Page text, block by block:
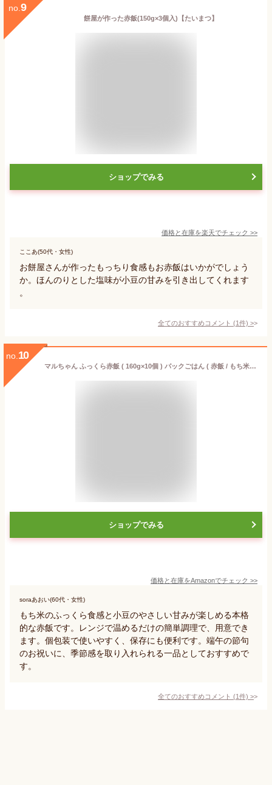
no. 9
餅屋が作った赤飯(150g×3個入)【たいまつ】
ショップでみる
価格と在庫を楽天でチェック >>
ここあ(50代・女性)
お餅屋さんが作ったもっちり食感もお赤飯はいかがでしょう
か。ほんのりとした塩味が小豆の甘みを引き出してくれます
。
全てのおすすめコメント (1件) >
no. 10
マルちゃん ふっくら赤飯 ( 160g×10個 ) パックごはん ( 赤飯 / もち米 / 小豆 ) レンジで簡単調理 ( レトルト / 赤飯パック ) 東洋水産
ショップでみる
価格と在庫をAmazonでチェック >>
soraあおい(60代・女性)
もち米のふっくら食感と小豆のやさしい甘みが楽しめる本格
的な赤飯です。レンジで温めるだけの簡単調理で、用意でき
ます。個包装で使いやすく、保存にも便利です。端午の節句
のお祝いに、季節感を取り入れられる一品としておすすめで
す。
全てのおすすめコメント (1件) >